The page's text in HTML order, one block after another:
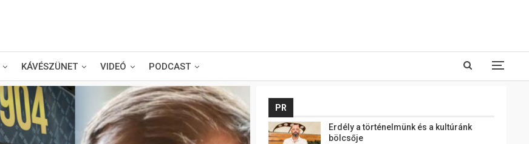
KÁVÉSZÜNET VIDEÓ PODCAST
PR
Erdély a történelmünk és a kultúránk
bölcsője